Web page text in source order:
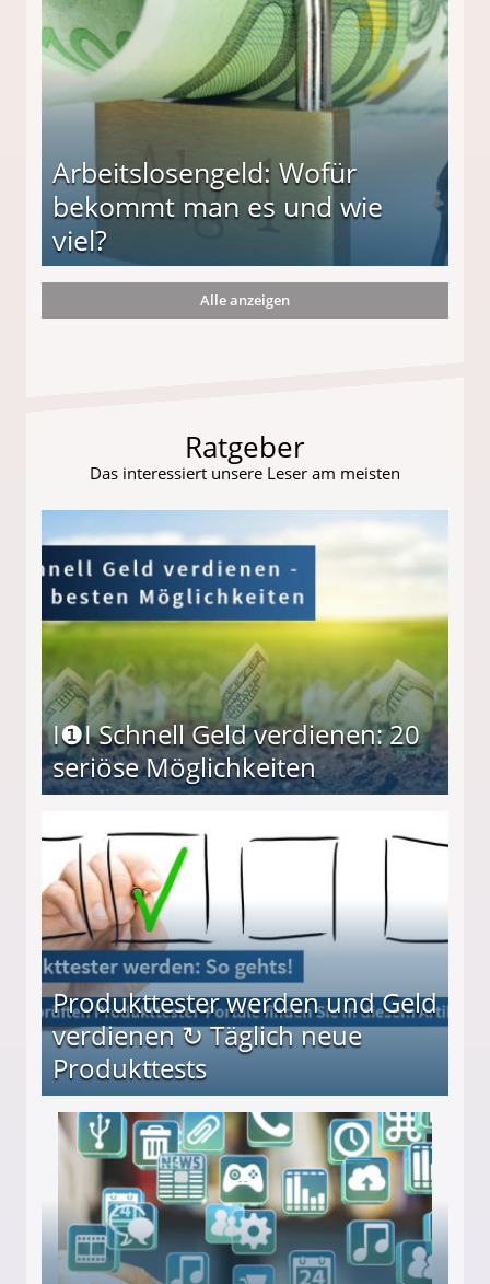
Arbeitslosengeld: Wofür
bekommt man es und wie
viel?
und wie viel?
Alle anzeigen
Ratgeber
Das interessiert unsere Leser am meisten
I❶I Schnell Geld verdienen: 20
seriöse Möglichkeiten
Produkttester werden und Geld
verdienen ↻ Täglich neue
Produkttests
↻ Täglich neue Produkttests